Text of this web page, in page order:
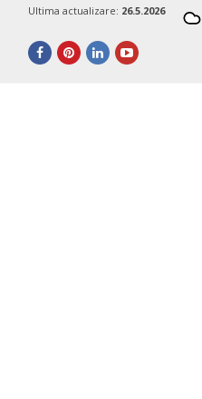
Ultima actualizare: 26.5.2026